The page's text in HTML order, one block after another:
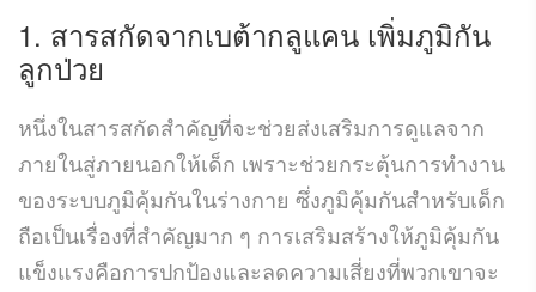
1. สารสกัดจากเบต้ากลูแคน เพิ่มภูมิกัน
ลูกป่วย
หนึ่งในสารสกัดสำคัญที่จะช่วยส่งเสริมการดูแลจาก
ภายในสู่ภายนอกให้เด็ก เพราะช่วยกระตุ้นการทำงาน
ของระบบภูมิคุ้มกันในร่างกาย ซึ่งภูมิคุ้มกันสำหรับเด็ก
ถือเป็นเรื่องที่สำคัญมาก ๆ การเสริมสร้างให้ภูมิคุ้มกัน
แข็งแรงคือการปกป้องและลดความเสี่ยงที่พวกเขาจะ